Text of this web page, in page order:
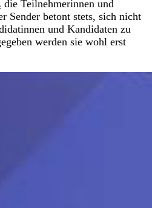
die Teilnehmerinnen und
Sender betont stets, sich nicht
und Kandidaten zu
werden sie wohl erst